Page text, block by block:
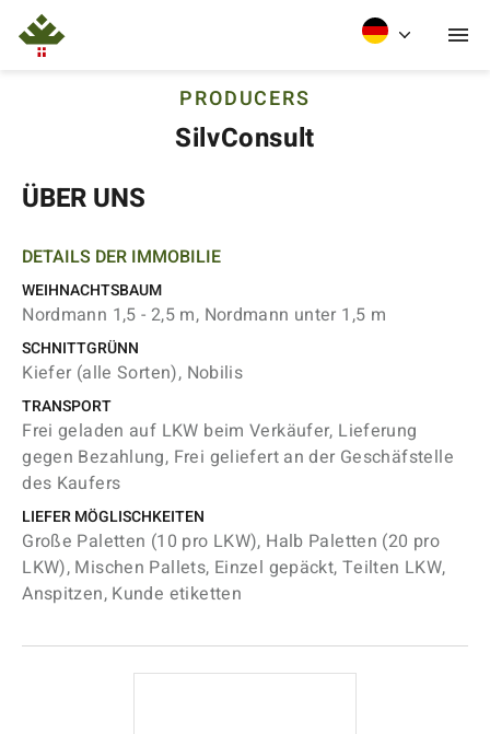
PRODUCERS
SilvConsult
ÜBER UNS
DETAILS DER IMMOBILIE
WEIHNACHTSBAUM
Nordmann 1,5 - 2,5 m, Nordmann unter 1,5 m
SCHNITTGRÜNN
Kiefer (alle Sorten), Nobilis
TRANSPORT
Frei geladen auf LKW beim Verkäufer, Lieferung
gegen Bezahlung, Frei geliefert an der Geschäfstelle
des Kaufers
LIEFER MÖGLISCHKEITEN
Große Paletten (10 pro LKW), Halb Paletten (20 pro
LKW), Mischen Pallets, Einzel gepäckt, Teilten LKW,
Anspitzen, Kunde etiketten